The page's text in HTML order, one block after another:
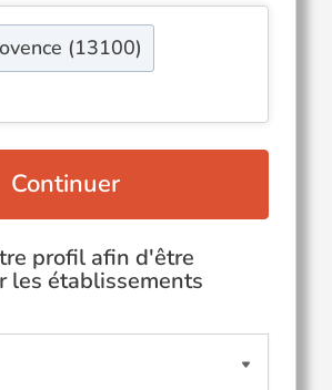
(13100)
Continuer
profil afin d'être
les établissements